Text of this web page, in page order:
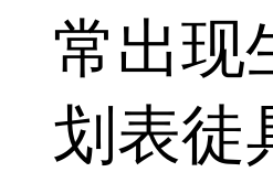
常出现
划表徒